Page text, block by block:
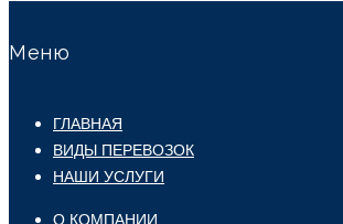
Меню
ГЛАВНАЯ
ВИДЫ ПЕРЕВОЗОК
НАШИ УСЛУГИ
О КОМПАНИИ